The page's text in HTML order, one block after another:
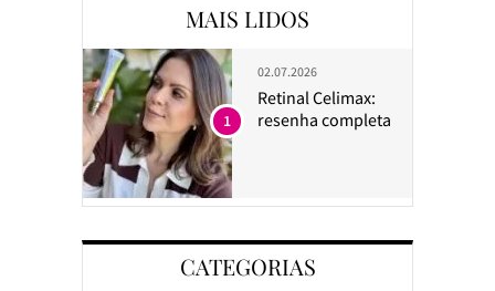
MAIS LIDOS
02.07.2026
Retinal Celimax:
resenha completa
1
CATEGORIAS